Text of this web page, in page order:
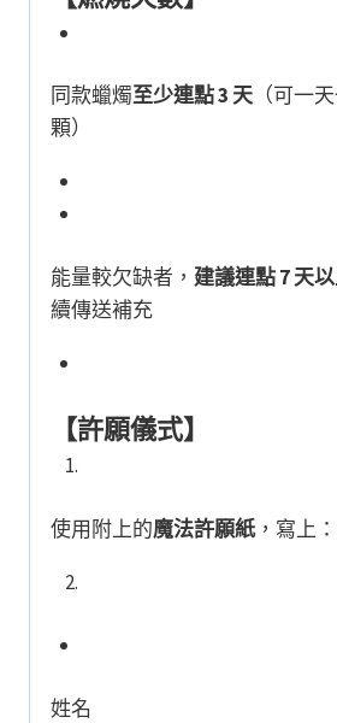
同款蠟燭至少連點 3 天 （可一
顆）
能量較欠缺者， 建議連點 7 天
續傳送補充
【許願儀式】
使用附上的魔法許願紙，寫上：
姓名